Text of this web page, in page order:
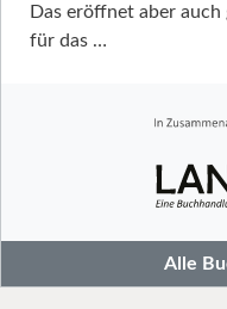
Das eröffnet aber
für das …
Alle